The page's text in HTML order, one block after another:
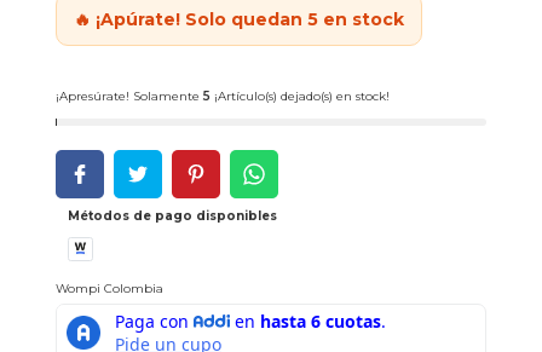
🔥 ¡Apúrate! Solo quedan 5 en stock
¡Apresúrate! Solamente 5 ¡Artículo(s) dejado(s) en stock!
Métodos de pago disponibles
Wompi Colombia